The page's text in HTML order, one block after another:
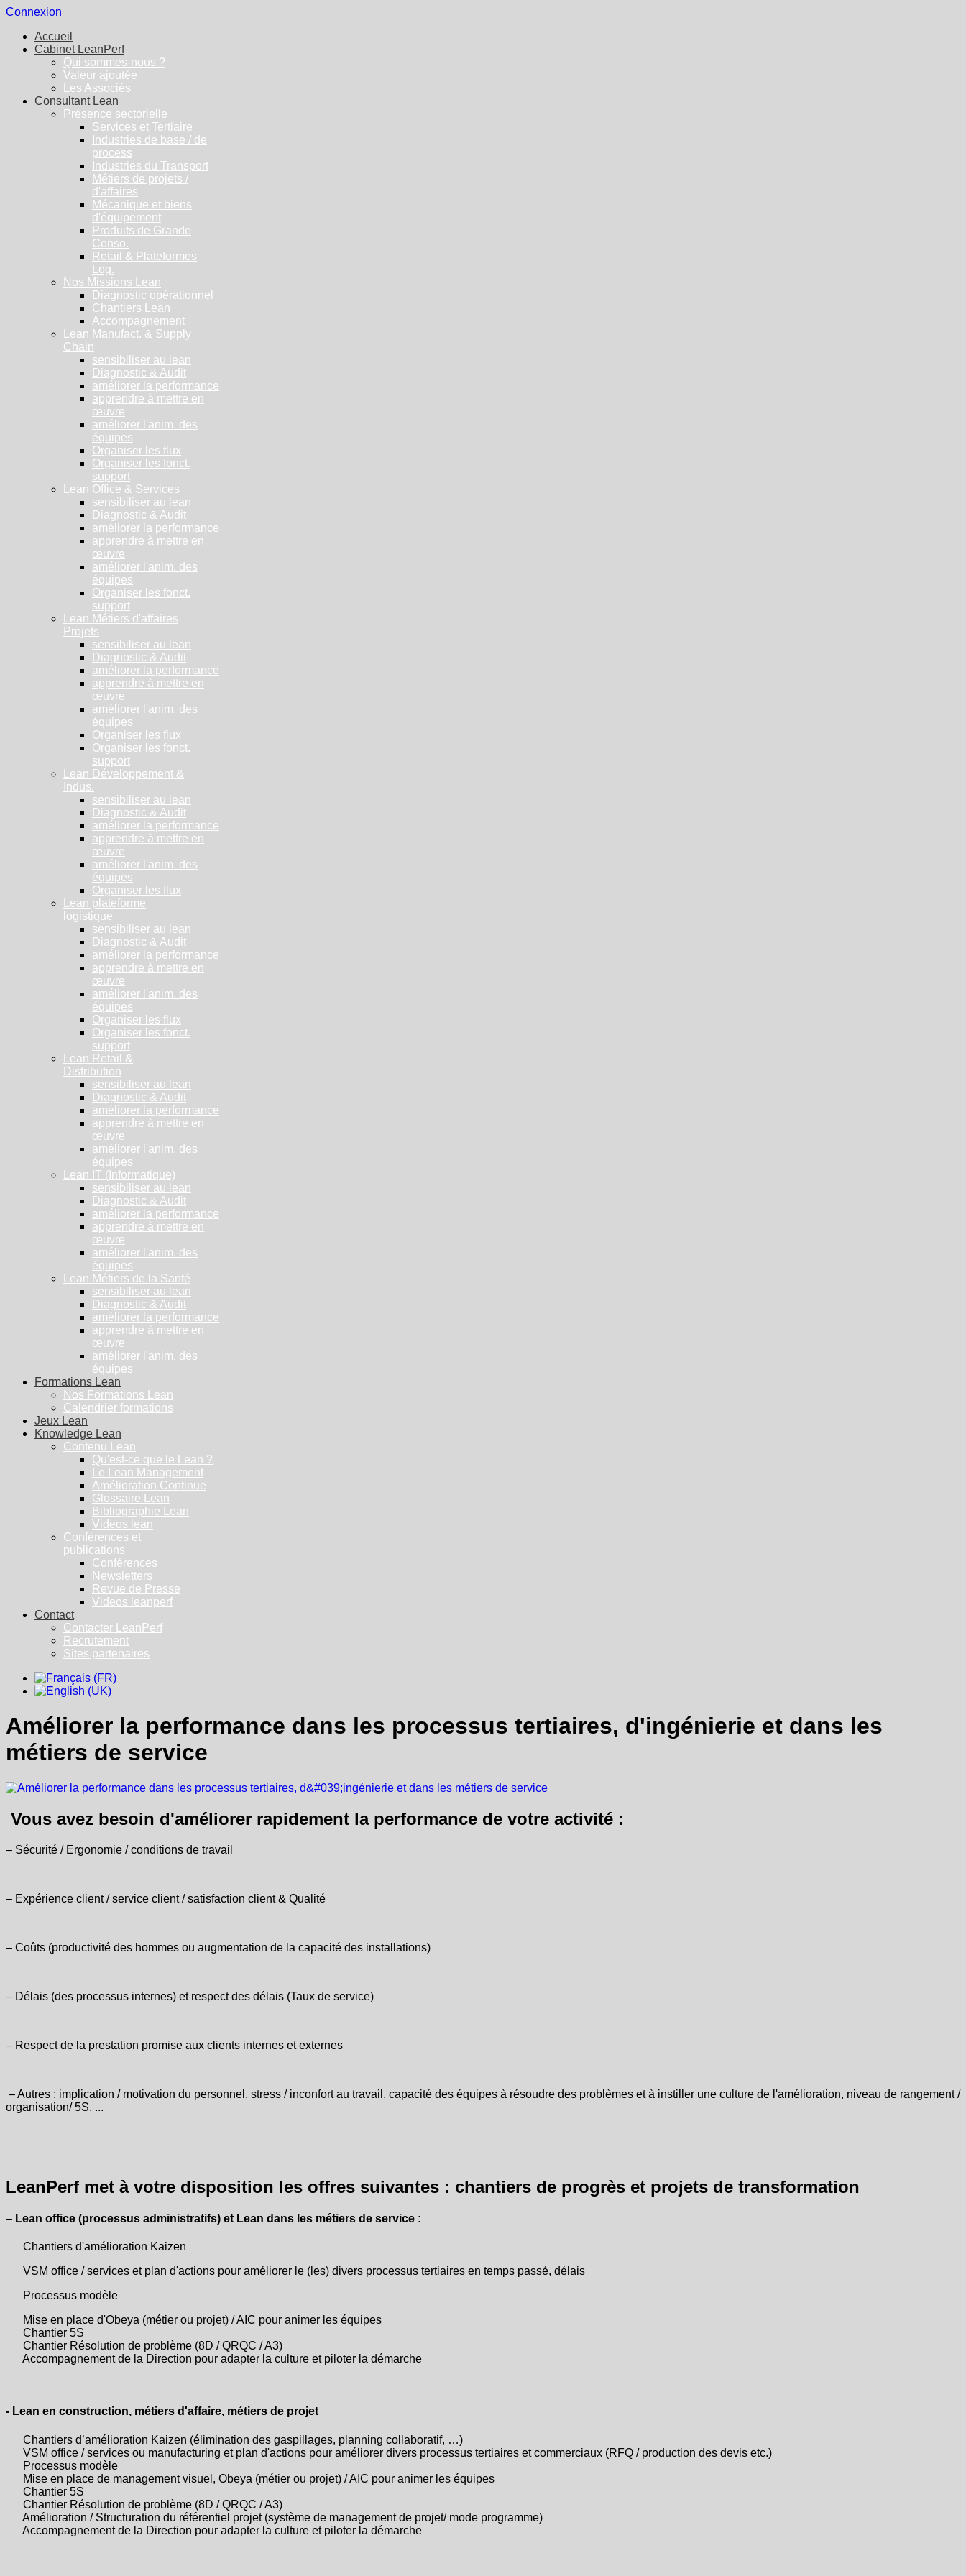
Connexion
Accueil
Cabinet LeanPerf
Qui sommes-nous ?
Valeur ajoutée
Les Associés
Consultant Lean
Présence sectorielle
Services et Tertiaire
Industries de base / de
process
Industries du Transport
Métiers de projets /
d'affaires
Mécanique et biens
d'équipement
Produits de Grande
Conso.
Retail & Plateformes
Log.
Nos Missions Lean
Diagnostic opérationnel
Chantiers Lean
Accompagnement
Lean Manufact. & Supply
Chain
sensibiliser au lean
Diagnostic & Audit
améliorer la performance
apprendre à mettre en
œuvre
améliorer l'anim. des
équipes
Organiser les flux
Organiser les fonct.
support
Lean Office & Services
sensibiliser au lean
Diagnostic & Audit
améliorer la performance
apprendre à mettre en
œuvre
améliorer l'anim. des
équipes
Organiser les fonct.
support
Lean Métiers d'affaires
Projets
sensibiliser au lean
Diagnostic & Audit
améliorer la performance
apprendre à mettre en
œuvre
améliorer l'anim. des
équipes
Organiser les flux
Organiser les fonct.
support
Lean Développement &
Indus.
sensibiliser au lean
Diagnostic & Audit
améliorer la performance
apprendre à mettre en
œuvre
améliorer l'anim. des
équipes
Organiser les flux
Lean plateforme
logistique
sensibiliser au lean
Diagnostic & Audit
améliorer la performance
apprendre à mettre en
œuvre
améliorer l'anim. des
équipes
Organiser les flux
Organiser les fonct.
support
Lean Retail &
Distribution
sensibiliser au lean
Diagnostic & Audit
améliorer la performance
apprendre à mettre en
œuvre
améliorer l'anim. des
équipes
Lean IT (Informatique)
sensibiliser au lean
Diagnostic & Audit
améliorer la performance
apprendre à mettre en
œuvre
améliorer l'anim. des
équipes
Lean Métiers de la Santé
sensibiliser au lean
Diagnostic & Audit
améliorer la performance
apprendre à mettre en
œuvre
améliorer l'anim. des
équipes
Formations Lean
Nos Formations Lean
Calendrier formations
Jeux Lean
Knowledge Lean
Contenu Lean
Qu'est-ce que le Lean ?
Le Lean Management
Amélioration Continue
Glossaire Lean
Bibliographie Lean
Videos lean
Conférences et
publications
Conférences
Newsletters
Revue de Presse
Videos leanperf
Contact
Contacter LeanPerf
Recrutement
Sites partenaires
Améliorer la performance dans les processus tertiaires, d'ingénierie et dans les
métiers de service
Vous avez besoin d'améliorer rapidement la performance de votre activité :
‒ Sécurité / Ergonomie / conditions de travail
‒ Expérience client / service client / satisfaction client & Qualité
‒ Coûts (productivité des hommes ou augmentation de la capacité des installations)
‒ Délais (des processus internes) et respect des délais (Taux de service)
‒ Respect de la prestation promise aux clients internes et externes
‒ Autres : implication / motivation du personnel, stress / inconfort au travail, capacité des équipes à résoudre des problèmes et à instiller une culture de l'amélioration, niveau de rangement /
organisation/ 5S, ...
LeanPerf met à votre disposition les offres suivantes : chantiers de progrès et projets de transformation
‒ Lean office (processus administratifs) et Lean dans les métiers de service :
Chantiers d'amélioration Kaizen
VSM office / services et plan d'actions pour améliorer le (les) divers processus tertiaires en temps passé, délais
Processus modèle
Mise en place d'Obeya (métier ou projet) / AIC pour animer les équipes
Chantier 5S
Chantier Résolution de problème (8D / QRQC / A3)
Accompagnement de la Direction pour adapter la culture et piloter la démarche
- Lean en construction, métiers d'affaire, métiers de projet
Chantiers d’amélioration Kaizen (élimination des gaspillages, planning collaboratif, …)
VSM office / services ou manufacturing et plan d'actions pour améliorer divers processus tertiaires et commerciaux (RFQ / production des devis etc.)
Processus modèle
Mise en place de management visuel, Obeya (métier ou projet) / AIC pour animer les équipes
Chantier 5S
Chantier Résolution de problème (8D / QRQC / A3)
Amélioration / Structuration du référentiel projet (système de management de projet/ mode programme)
Accompagnement de la Direction pour adapter la culture et piloter la démarche